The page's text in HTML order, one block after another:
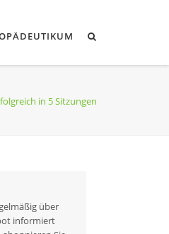
in 5 Sitzungen
über
informiert